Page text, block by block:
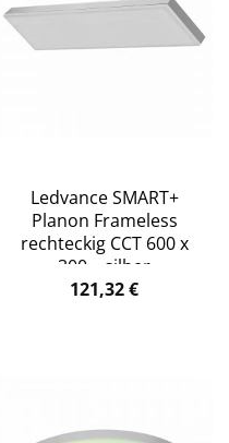
Ledvance SMART+
Planon Frameless
rechteckig CCT 600 x
300 – silber
121,32€